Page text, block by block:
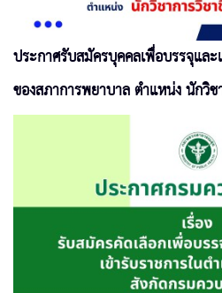
ประกาศรับสมัครบุคคลเพื่อบรรจุแล
ของสภาการพยาบาล ตำแหน่ง นักวิ